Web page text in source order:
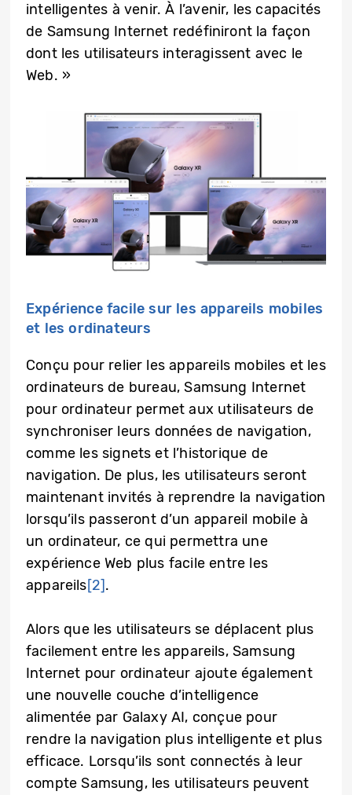
intelligentes à venir. À l’avenir, les capacités
de Samsung Internet redéfiniront la façon
dont les utilisateurs interagissent avec le
Web. »
Expérience facile sur les appareils mobiles
et les ordinateurs
Conçu pour relier les appareils mobiles et les
ordinateurs de bureau, Samsung Internet
pour ordinateur permet aux utilisateurs de
synchroniser leurs données de navigation,
comme les signets et l’historique de
navigation. De plus, les utilisateurs seront
maintenant invités à reprendre la navigation
lorsqu’ils passeront d’un appareil mobile à
un ordinateur, ce qui permettra une
expérience Web plus facile entre les
appareils[2].
Alors que les utilisateurs se déplacent plus
facilement entre les appareils, Samsung
Internet pour ordinateur ajoute également
une nouvelle couche d’intelligence
alimentée par Galaxy AI, conçue pour
rendre la navigation plus intelligente et plus
efficace. Lorsqu’ils sont connectés à leur
compte Samsung, les utilisateurs peuvent